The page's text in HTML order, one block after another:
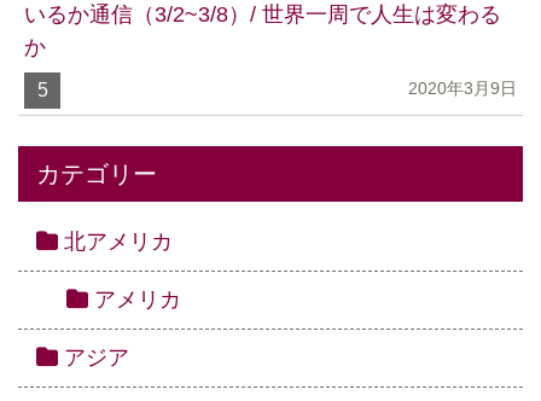
いるか通信（3/2~3/8）/ 世界一周で人生は変わる
か
5 2020年3月9日
カテゴリー
北アメリカ
アメリカ
アジア